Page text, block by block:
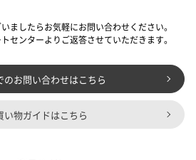
ましたらお気軽にお問い合わせください。
センターよりご返答させていただきます。
のお問い合わせはこちら
い物ガイドはこちら